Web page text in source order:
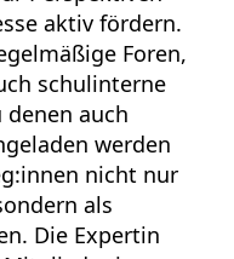
aktiv fördern.
Foren,
schulinterne
auch
werden
nicht nur
als
Die Expertin